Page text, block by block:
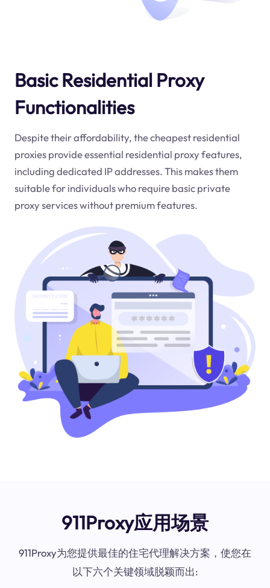
Basic Residential Proxy
Functionalities
Despite their affordability, the cheapest residential
proxies provide essential residential proxy features,
including dedicated IP addresses. This makes them
suitable for individuals who require basic private
proxy services without premium features.
911Proxy应用场景
911Proxy为您提供最佳的住宅代理解决方案，使您在
以下六个关键领域脱颖而出: